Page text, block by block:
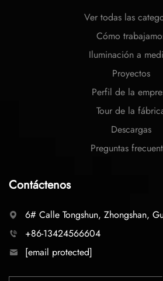
Ver todas las
Cómo
Iluminación a
Proyectos
Perfil de la
Tour de la
Descargas
Preguntas
Contáctenos
6# Calle Tongshun, Zhongshan,
+86-13424566604
[email protected]